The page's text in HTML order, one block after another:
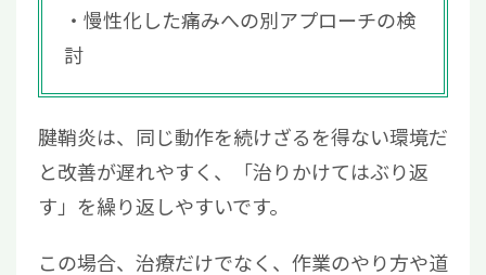
慢性化した痛みへの別アプローチの検
討
腱鞘炎は、同じ動作を続けざるを得ない環境だ
と改善が遅れやすく、「治りかけてはぶり返
す」を繰り返しやすいです。
この場合、治療だけでなく、作業のやり方や道